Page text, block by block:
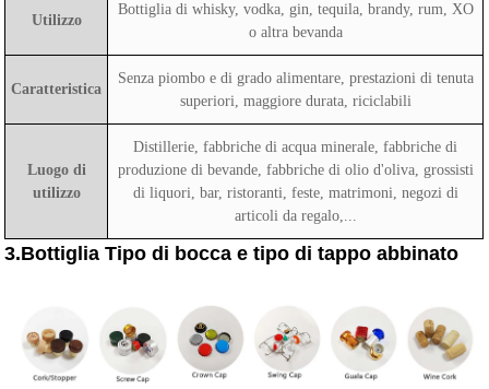
Utilizzo
Bottiglia di whisky, vodka, gin, tequila, brandy, rum, XO
o altra bevanda
Caratteristica
Senza piombo e di grado alimentare, prestazioni di tenuta
superiori, maggiore durata, riciclabili
Luogo di
utilizzo
Distillerie, fabbriche di acqua minerale, fabbriche di
produzione di bevande, fabbriche di olio d'oliva, grossisti
di liquori, bar, ristoranti, feste, matrimoni, negozi di
articoli da regalo,...
3.Bottiglia Tipo di bocca e tipo di tappo abbinato